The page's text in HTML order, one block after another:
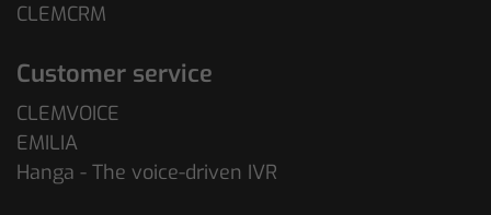
CLEMCRM
Customer service
CLEMVOICE
EMILIA
Hanga - The voice-driven IVR